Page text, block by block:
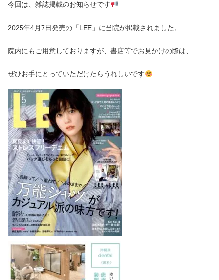
今回は、雑誌掲載のお知らせです
2025年4月7日発売の「LEE」に当院が掲載されました。
院内にもご用意しておりますが、書店等でお見かけの際は、
ぜひお手にとっていただけたらうれしいです